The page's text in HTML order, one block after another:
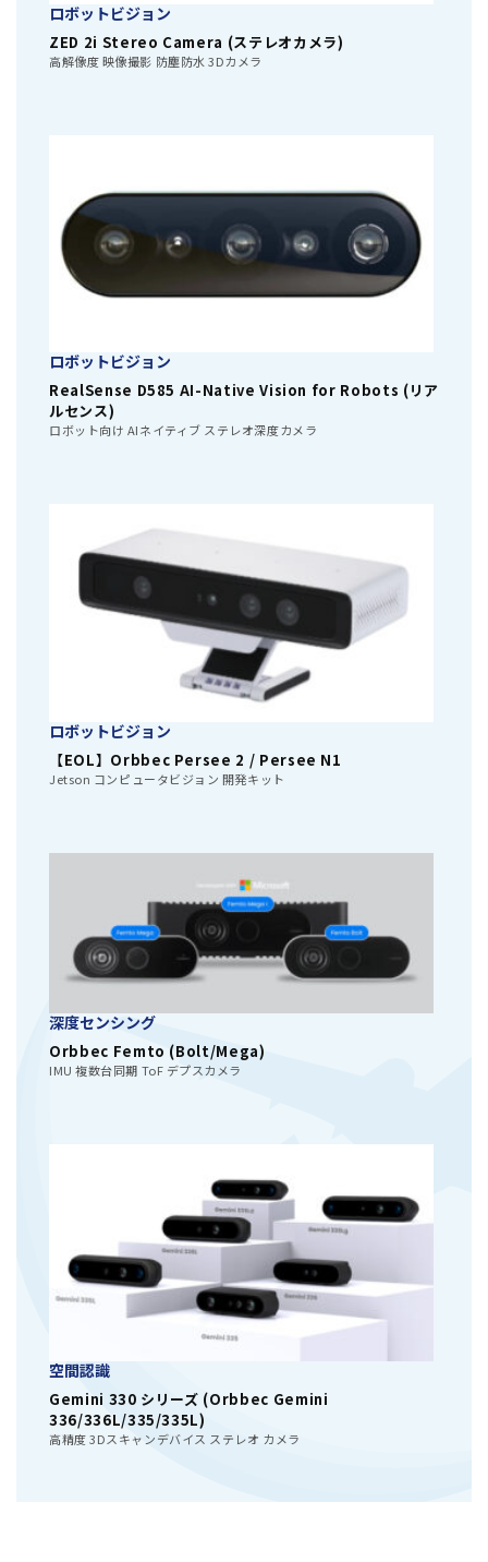
ロボットビジョン
ZED 2i Stereo Camera (ステレオカメラ)
高解像度 映像撮影 防塵防水 3Dカメラ
ロボットビジョン
RealSense D585 AI-Native Vision for Robots (リア
ルセンス)
ロボット向け AIネイティブ ステレオ深度カメラ
ロボットビジョン
【EOL】Orbbec Persee 2 / Persee N1
Jetson コンピュータビジョン 開発キット
深度センシング
Orbbec Femto (Bolt/Mega)
IMU 複数台同期 ToF デプスカメラ
空間認識
Gemini 330 シリーズ (Orbbec Gemini
336/336L/335/335L)
高精度 3Dスキャンデバイス ステレオ カメラ